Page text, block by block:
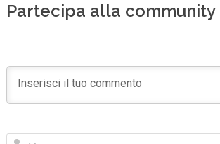
Partecipa alla community